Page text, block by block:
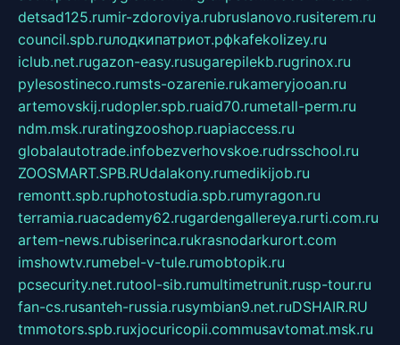
detsad125.rumir-zdoroviya.rubruslanovo.rusiterem.ru
council.spb.ruлодкипатриот.рфkafekolizey.ru
iclub.net.rugazon-easy.rusugarepilekb.rugrinox.ru
pylesostineco.rumsts-ozarenie.rukameryjooan.ru
artemovskij.rudopler.spb.ruaid70.rumetall-perm.ru
ndm.msk.ruratingzooshop.ruapiaccess.ru
globalautotrade.infobezverhovskoe.rudrsschool.ru
ZOOSMART.SPB.RUdalakony.rumedikijob.ru
remontt.spb.ruphotostudia.spb.rumyragon.ru
terramia.ruacademy62.rugardengallereya.rurti.com.ru
artem-news.rubiserinca.rukrasnodarkurort.com
imshowtv.rumebel-v-tule.rumobtopik.ru
pcsecurity.net.rutool-sib.rumultimetrunit.rusp-tour.ru
fan-cs.rusanteh-russia.rusymbian9.net.ruDSHAIR.RU
tmmotors.spb.ruxjocuricopii.commusavtomat.msk.ru